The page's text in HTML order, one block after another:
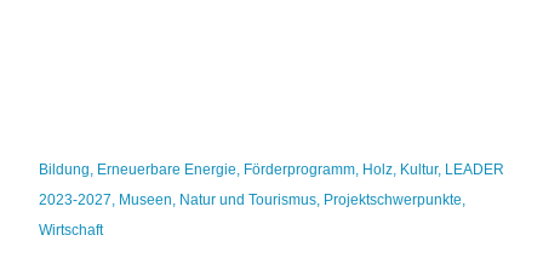
Bildung, Erneuerbare Energie, Förderprogramm, Holz, Kultur, LEADER
2023-2027, Museen, Natur und Tourismus, Projektschwerpunkte,
Wirtschaft